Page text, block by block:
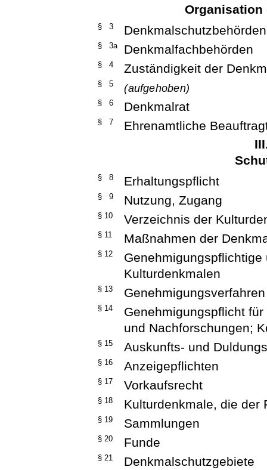
Organisation
§ 3 Denkmalschutzbehörden
§ 3a Denkmalfachbehörden
§ 4 Zuständigkeit der
§ 5 (aufgehoben)
§ 6 Denkmalrat
§ 7
Ehrenamtliche
§ 8 Erhaltungspflicht
§ 9 Nutzung, Zugang
§ 10 Verzeichnis der
§ 11 Maßnahmen der
§ 12
Kulturdenkmalen
§ 13 Genehmigungsverfahren
§ 14
Genehmigungspflicht
und Nachforschungen;
§ 15 Auskunfts- und
§ 16 Anzeigepflichten
§ 17 Vorkaufsrecht
§ 18 Kulturdenkmale, die der
§ 19 Sammlungen
§ 20 Funde
§ 21 Denkmalschutzgebiete